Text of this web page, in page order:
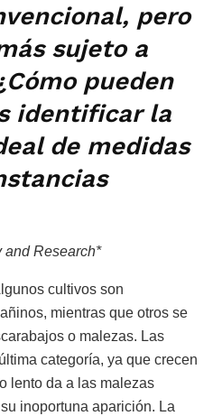
pero
sujeto a
pueden
identificar la
de medidas
and Research*
cultivos son
mientras que otros se
o malezas. Las
categoría, ya que crecen
lento da a las malezas
inoportuna aparición. La